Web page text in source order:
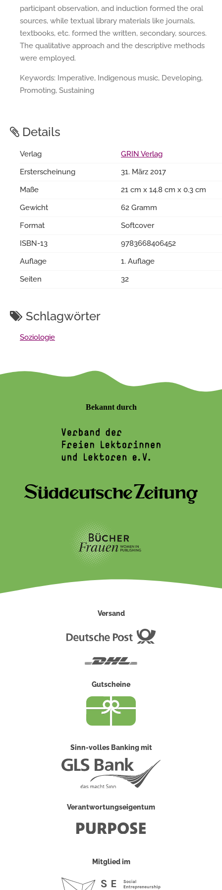
participant observation, and induction formed the oral
sources, while textual library materials like journals,
textbooks, etc. formed the written, secondary, sources.
The qualitative approach and the descriptive methods
were employed.
Keywords: Imperative, Indigenous music, Developing,
Promoting, Sustaining
Details
Verlag
GRIN Verlag
Ersterscheinung
31. März 2017
Maße
21 cm x 14.8 cm x 0.3 cm
Gewicht
62 Gramm
Format
Softcover
ISBN-13
9783668406452
Auflage
1. Auflage
Seiten
32
Schlagwörter
Soziologie
Bekannt durch
Versand
Gutscheine
Sinn-volles Banking mit
Verantwortungseigentum
Mitglied im